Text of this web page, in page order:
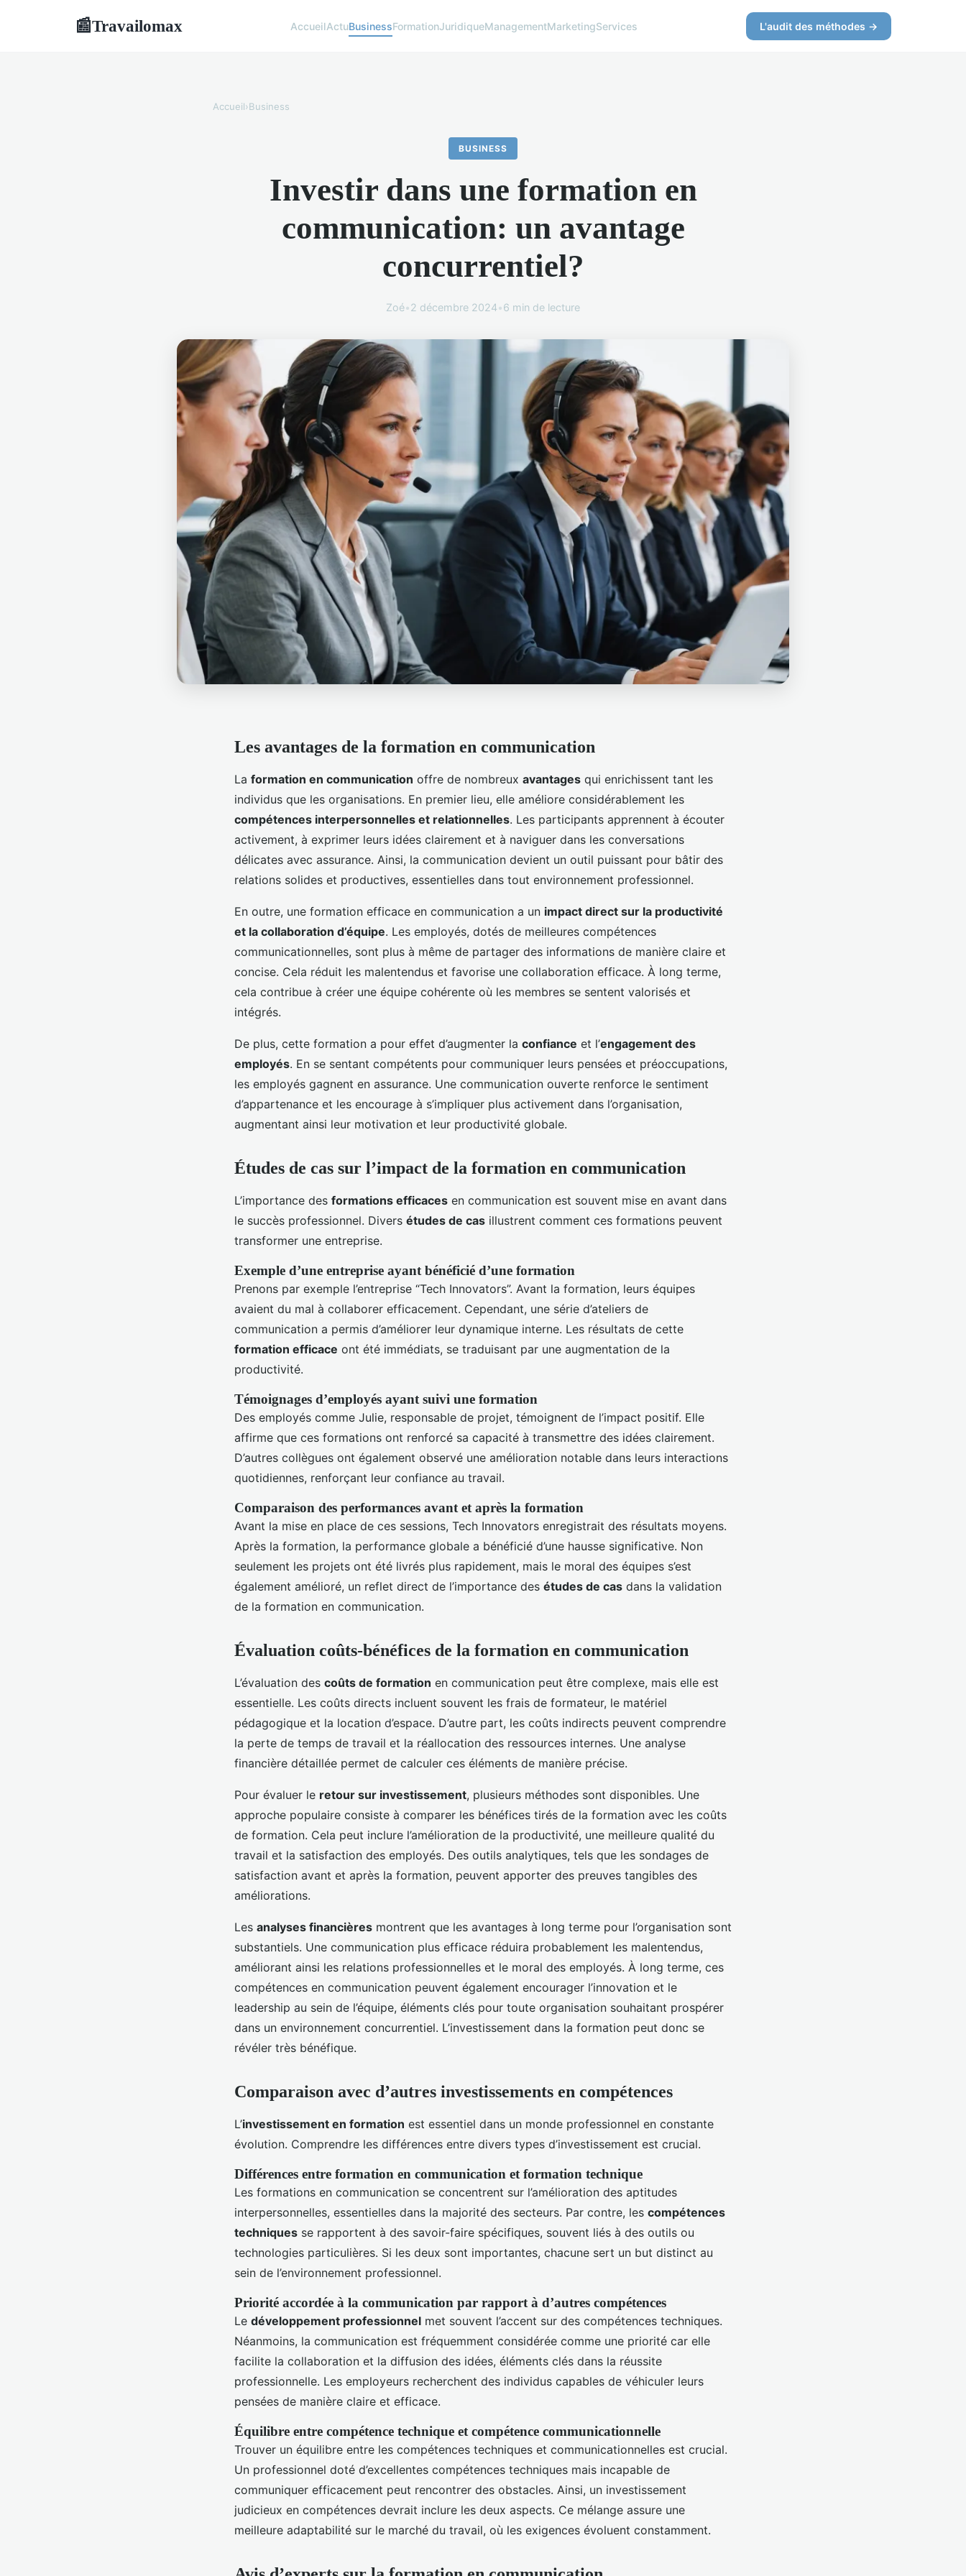
📰Travailomax AccueilActuBusinessFormationJuridiqueManagementMarketingServices L'audit des méthodes →
Accueil›Business
BUSINESS
Investir dans une formation en
communication: un avantage
concurrentiel?
Zoé•2 décembre 2024•6 min de lecture
Les avantages de la formation en communication
La formation en communication offre de nombreux avantages qui enrichissent tant les
individus que les organisations. En premier lieu, elle améliore considérablement les
compétences interpersonnelles et relationnelles. Les participants apprennent à écouter
activement, à exprimer leurs idées clairement et à naviguer dans les conversations
délicates avec assurance. Ainsi, la communication devient un outil puissant pour bâtir des
relations solides et productives, essentielles dans tout environnement professionnel.
En outre, une formation efficace en communication a un impact direct sur la productivité
et la collaboration d’équipe. Les employés, dotés de meilleures compétences
communicationnelles, sont plus à même de partager des informations de manière claire et
concise. Cela réduit les malentendus et favorise une collaboration efficace. À long terme,
cela contribue à créer une équipe cohérente où les membres se sentent valorisés et
intégrés.
De plus, cette formation a pour effet d’augmenter la confiance et l’engagement des
employés. En se sentant compétents pour communiquer leurs pensées et préoccupations,
les employés gagnent en assurance. Une communication ouverte renforce le sentiment
d’appartenance et les encourage à s’impliquer plus activement dans l’organisation,
augmentant ainsi leur motivation et leur productivité globale.
Études de cas sur l’impact de la formation en communication
L’importance des formations efficaces en communication est souvent mise en avant dans
le succès professionnel. Divers études de cas illustrent comment ces formations peuvent
transformer une entreprise.
Exemple d’une entreprise ayant bénéficié d’une formation
Prenons par exemple l’entreprise “Tech Innovators”. Avant la formation, leurs équipes
avaient du mal à collaborer efficacement. Cependant, une série d’ateliers de
communication a permis d’améliorer leur dynamique interne. Les résultats de cette
formation efficace ont été immédiats, se traduisant par une augmentation de la
productivité.
Témoignages d’employés ayant suivi une formation
Des employés comme Julie, responsable de projet, témoignent de l’impact positif. Elle
affirme que ces formations ont renforcé sa capacité à transmettre des idées clairement.
D’autres collègues ont également observé une amélioration notable dans leurs interactions
quotidiennes, renforçant leur confiance au travail.
Comparaison des performances avant et après la formation
Avant la mise en place de ces sessions, Tech Innovators enregistrait des résultats moyens.
Après la formation, la performance globale a bénéficié d’une hausse significative. Non
seulement les projets ont été livrés plus rapidement, mais le moral des équipes s’est
également amélioré, un reflet direct de l’importance des études de cas dans la validation
de la formation en communication.
Évaluation coûts-bénéfices de la formation en communication
L’évaluation des coûts de formation en communication peut être complexe, mais elle est
essentielle. Les coûts directs incluent souvent les frais de formateur, le matériel
pédagogique et la location d’espace. D’autre part, les coûts indirects peuvent comprendre
la perte de temps de travail et la réallocation des ressources internes. Une analyse
financière détaillée permet de calculer ces éléments de manière précise.
Pour évaluer le retour sur investissement, plusieurs méthodes sont disponibles. Une
approche populaire consiste à comparer les bénéfices tirés de la formation avec les coûts
de formation. Cela peut inclure l’amélioration de la productivité, une meilleure qualité du
travail et la satisfaction des employés. Des outils analytiques, tels que les sondages de
satisfaction avant et après la formation, peuvent apporter des preuves tangibles des
améliorations.
Les analyses financières montrent que les avantages à long terme pour l’organisation sont
substantiels. Une communication plus efficace réduira probablement les malentendus,
améliorant ainsi les relations professionnelles et le moral des employés. À long terme, ces
compétences en communication peuvent également encourager l’innovation et le
leadership au sein de l’équipe, éléments clés pour toute organisation souhaitant prospérer
dans un environnement concurrentiel. L’investissement dans la formation peut donc se
révéler très bénéfique.
Comparaison avec d’autres investissements en compétences
L’investissement en formation est essentiel dans un monde professionnel en constante
évolution. Comprendre les différences entre divers types d’investissement est crucial.
Différences entre formation en communication et formation technique
Les formations en communication se concentrent sur l’amélioration des aptitudes
interpersonnelles, essentielles dans la majorité des secteurs. Par contre, les compétences
techniques se rapportent à des savoir-faire spécifiques, souvent liés à des outils ou
technologies particulières. Si les deux sont importantes, chacune sert un but distinct au
sein de l’environnement professionnel.
Priorité accordée à la communication par rapport à d’autres compétences
Le développement professionnel met souvent l’accent sur des compétences techniques.
Néanmoins, la communication est fréquemment considérée comme une priorité car elle
facilite la collaboration et la diffusion des idées, éléments clés dans la réussite
professionnelle. Les employeurs recherchent des individus capables de véhiculer leurs
pensées de manière claire et efficace.
Équilibre entre compétence technique et compétence communicationnelle
Trouver un équilibre entre les compétences techniques et communicationnelles est crucial.
Un professionnel doté d’excellentes compétences techniques mais incapable de
communiquer efficacement peut rencontrer des obstacles. Ainsi, un investissement
judicieux en compétences devrait inclure les deux aspects. Ce mélange assure une
meilleure adaptabilité sur le marché du travail, où les exigences évoluent constamment.